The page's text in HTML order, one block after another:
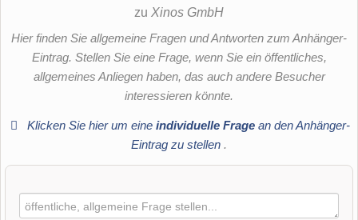
zu Xinos GmbH
Hier finden Sie allgemeine Fragen und Antworten zum Anhänger-
Eintrag. Stellen Sie eine Frage, wenn Sie ein öffentliches,
allgemeines Anliegen haben, das auch andere Besucher
interessieren könnte.
Klicken Sie hier um eine individuelle Fragean den Anhänger-
Eintrag zu stellen .